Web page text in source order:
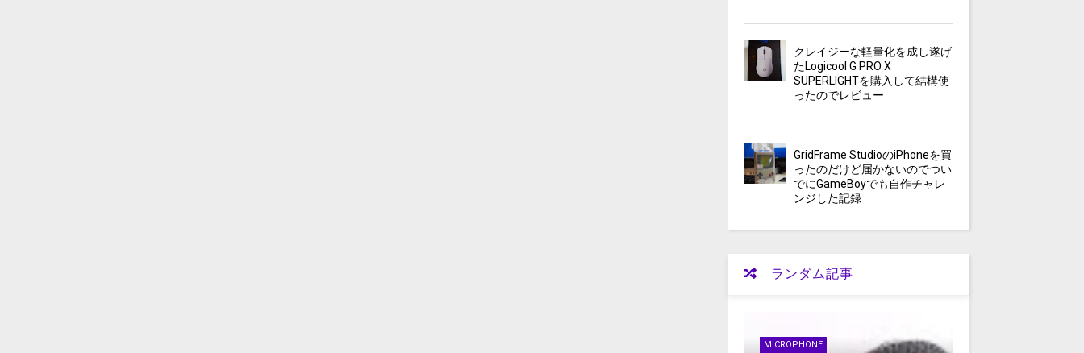
クレイジーな軽量化を成し遂げ
たLogicool G PRO X
SUPERLIGHTを購入して結構使
ったのでレビュー
GridFrame StudioのiPhoneを買
ったのだけど届かないのでつい
でにGameBoyでも自作チャレ
ンジした記録
ランダム記事
MICROPHONE